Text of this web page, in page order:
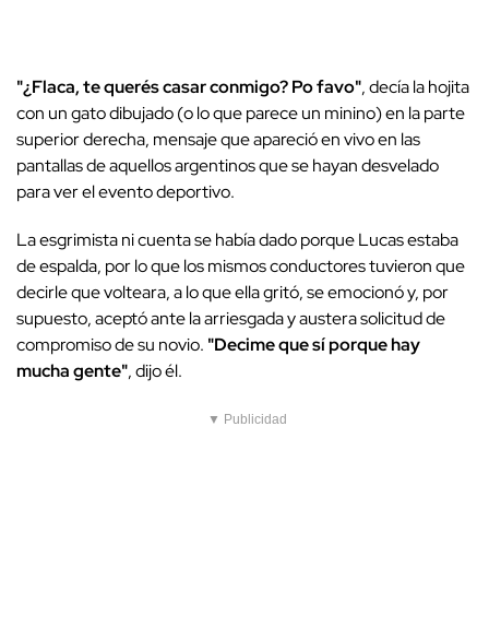
"¿Flaca, te querés casar conmigo? Po favo", decía la hojita
con un gato dibujado (o lo que parece un minino) en la parte
superior derecha, mensaje que apareció en vivo en las
pantallas de aquellos argentinos que se hayan desvelado
para ver el evento deportivo.
La esgrimista ni cuenta se había dado porque Lucas estaba
de espalda, por lo que los mismos conductores tuvieron que
decirle que volteara, a lo que ella gritó, se emocionó y, por
supuesto, aceptó ante la arriesgada y austera solicitud de
compromiso de su novio. "Decime que sí porque hay
mucha gente", dijo él.
▼ Publicidad